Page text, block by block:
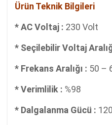
Ürün Teknik Bilgileri
* AC Voltaj : 230 Volt
* Seçilebilir Voltaj
* Frekans Aralığı : 50 –
* Verimlilik : %98
* Dalgalanma Gücü :